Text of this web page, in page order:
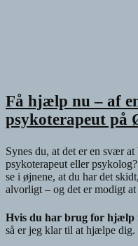
Få hjælp nu – af
psykoterapeut på
Synes du, at det er en svær
psykoterapeut eller
se i øjnene, at du har det
alvorligt – og det er modigt
Hvis du har brug for hjælp
så er jeg klar til at hjælpe dig.